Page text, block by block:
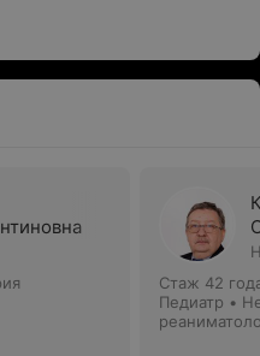
Стаж 42
Педиатр •